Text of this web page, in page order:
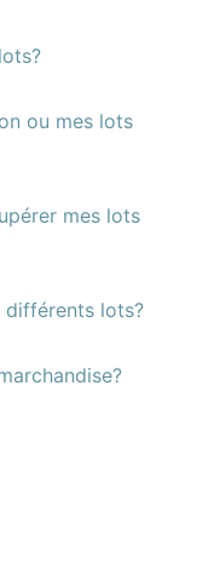
ou mes lots
mes lots
différents lots?